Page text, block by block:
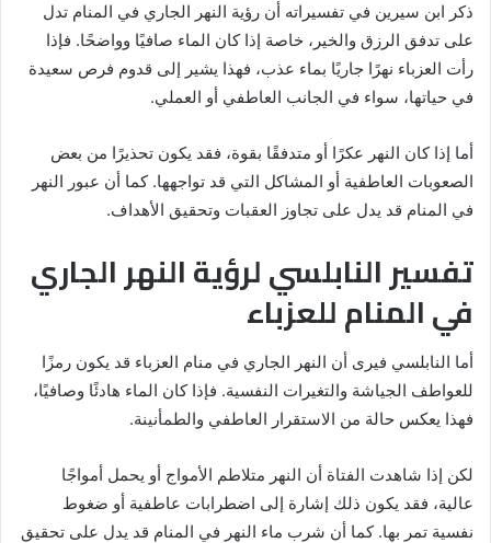
ذكر ابن سيرين في تفسيراته أن رؤية النهر الجاري في المنام تدل
على تدفق الرزق والخير، خاصة إذا كان الماء صافيًا وواضحًا. فإذا
رأت العزباء نهرًا جاريًا بماء عذب، فهذا يشير إلى قدوم فرص سعيدة
في حياتها، سواء في الجانب العاطفي أو العملي.
أما إذا كان النهر عكرًا أو متدفقًا بقوة، فقد يكون تحذيرًا من بعض
الصعوبات العاطفية أو المشاكل التي قد تواجهها. كما أن عبور النهر
في المنام قد يدل على تجاوز العقبات وتحقيق الأهداف.
تفسير النابلسي لرؤية النهر الجاري
في المنام للعزباء
أما النابلسي فيرى أن النهر الجاري في منام العزباء قد يكون رمزًا
للعواطف الجياشة والتغيرات النفسية. فإذا كان الماء هادئًا وصافيًا،
فهذا يعكس حالة من الاستقرار العاطفي والطمأنينة.
لكن إذا شاهدت الفتاة أن النهر متلاطم الأمواج أو يحمل أمواجًا
عالية، فقد يكون ذلك إشارة إلى اضطرابات عاطفية أو ضغوط
نفسية تمر بها. كما أن شرب ماء النهر في المنام قد يدل على تحقيق